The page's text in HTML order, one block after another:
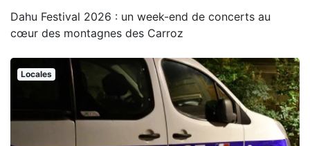
Dahu Festival 2026 : un week-end de concerts au
cœur des montagnes des Carroz
Locales